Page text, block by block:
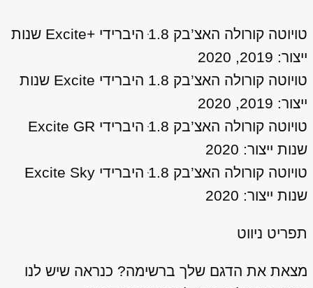
טויוטה קורולה האצ’בק 1ּ.8 היברידי +Excite שנות
ייצור: 2019, 2020
טויוטה קורולה האצ’בק 1.8 היברידי Excite שנות
ייצור: 2019, 2020
טויוטה קורולה האצ’בק 1ּ.8 היברידי Excite GR
שנות ייצור: 2020
טויוטה קורולה האצ’בק 1ּ.8 היברידי Excite Sky
שנות ייצור: 2020
תפריט ניווט
מצאת את הדגם שלך ברשימה? כנראה שיש לנו